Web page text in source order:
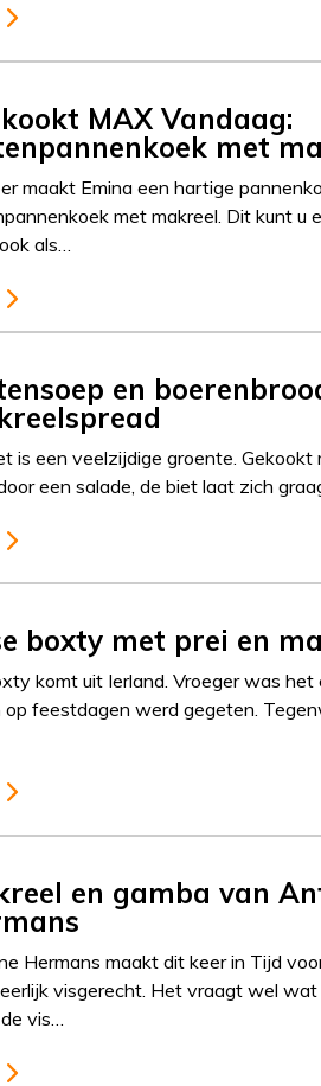
MAX Vandaag:
met
maakt Emina een hartige
met makreel. Dit kunt u
als…
en
is een veelzijdige groente. Gekookt
een salade, de biet laat zich
boxty met prei en
komt uit Ierland. Vroeger was het
op feestdagen werd gegeten.
en gamba van
Hermans maakt dit keer in Tijd
visgerecht. Het vraagt wel wat
vis…